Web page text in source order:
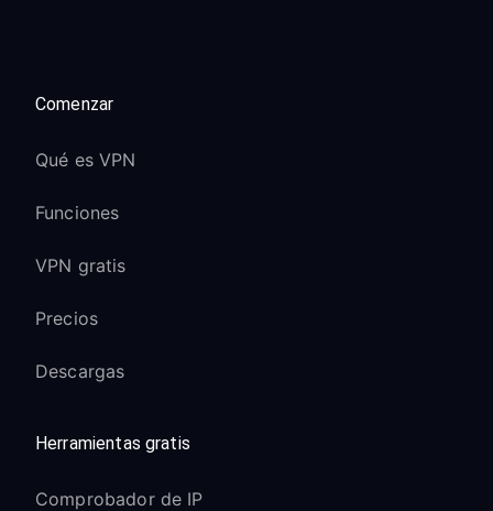
Comenzar
Qué es VPN
Funciones
VPN gratis
Precios
Descargas
Herramientas gratis
Comprobador de IP